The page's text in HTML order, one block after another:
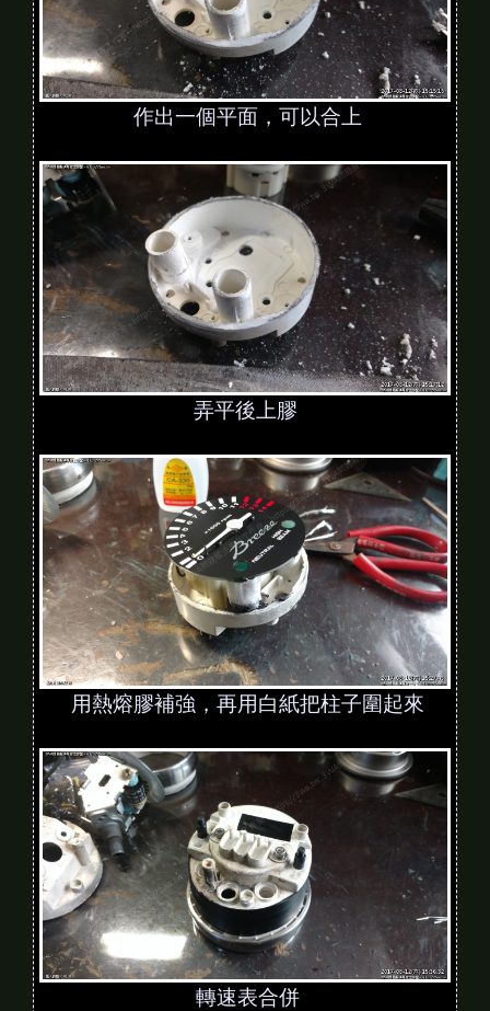
作出一個平面，可以合上
弄平後上膠
用熱熔膠補強，再用白紙把柱子圍起來
轉速表合併